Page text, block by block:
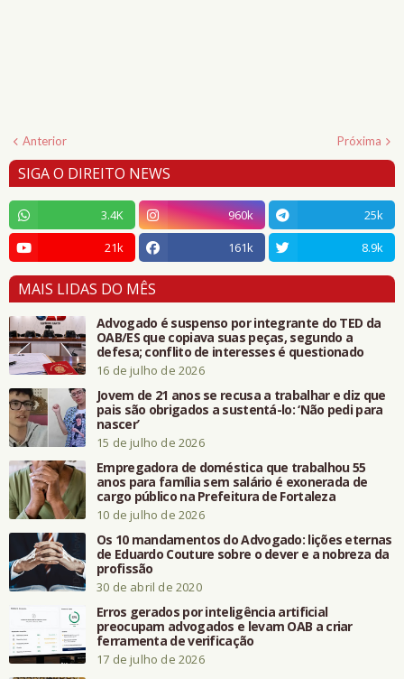
Anterior Próxima
SIGA O DIREITO NEWS
3.4K 960k
25k
21k
161k 8.9k
MAIS LIDAS DO MÊS
Advogado é suspenso por integrante do TED da
OAB/ES que copiava suas peças, segundo a
defesa; conflito de interesses é questionado
16 de julho de 2026
Jovem de 21 anos se recusa a trabalhar e diz que
pais são obrigados a sustentá-lo: ‘Não pedi para
nascer’
15 de julho de 2026
Empregadora de doméstica que trabalhou 55
anos para família sem salário é exonerada de
cargo público na Prefeitura de Fortaleza
10 de julho de 2026
Os 10 mandamentos do Advogado: lições eternas
de Eduardo Couture sobre o dever e a nobreza da
profissão
30 de abril de 2020
Erros gerados por inteligência artificial
preocupam advogados e levam OAB a criar
ferramenta de verificação
17 de julho de 2026